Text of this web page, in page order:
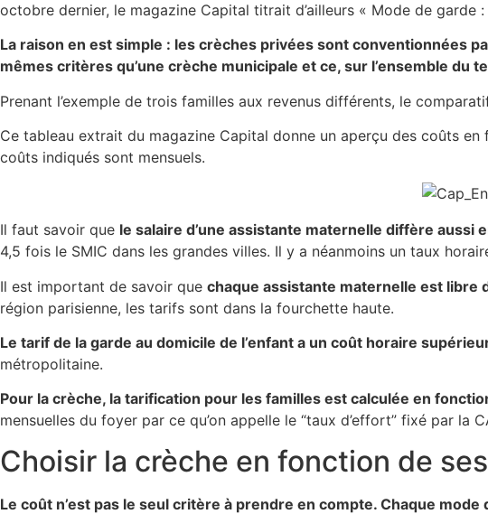
octobre dernier, le magazine Capital titrait d’ailleurs « Mode de garde
La raison en est simple : les crèches privées sont conventionnées
mêmes critères qu’une crèche municipale et ce, sur l’ensemble du
Prenant l’exemple de trois familles aux revenus différents, le
Ce tableau extrait du magazine Capital donne un aperçu des coûts
coûts indiqués sont mensuels.
Il faut savoir que le salaire d’une assistante maternelle diffère aussi
4,5 fois le SMIC dans les grandes villes. Il y a néanmoins un taux
Il est important de savoir que chaque assistante maternelle est libre
région parisienne, les tarifs sont dans la fourchette haute.
Le tarif de la garde au domicile de l’enfant a un coût horaire
métropolitaine.
Pour la crèche, la tarification pour les familles est calculée en
mensuelles du foyer par ce qu’on appelle le “taux d’effort” fixé par la
Choisir la crèche en fonction de
Le coût n’est pas le seul critère à prendre en compte. Chaque